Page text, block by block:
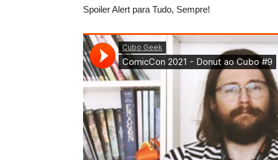
Spoiler Alert para Tudo, Sempre!